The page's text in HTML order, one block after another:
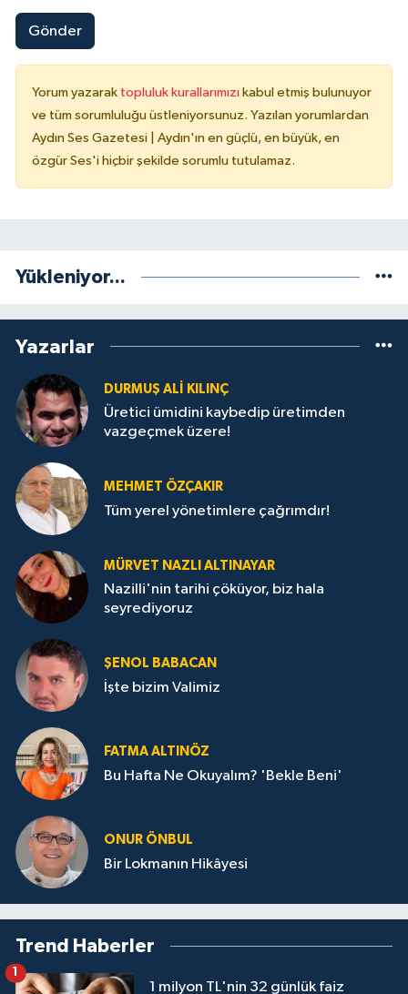
Gönder
Yorum yazarak topluluk kurallarımızı kabul etmiş bulunuyor
ve tüm sorumluluğu üstleniyorsunuz. Yazılan yorumlardan
Aydın Ses Gazetesi | Aydın'ın en güçlü, en büyük, en
özgür Ses'i hiçbir şekilde sorumlu tutulamaz.
Yükleniyor...
Yazarlar
DURMUŞ ALI KILINÇ
Üretici ümidini kaybedip üretimden
vazgeçmek üzere!
MEHMET ÖZÇAKIR
Tüm yerel yönetimlere çağrımdır!
MÜRVET NAZLI ALTINAYAR
Nazilli'nin tarihi çöküyor, biz hala
seyrediyoruz
ŞENOL BABACAN
İşte bizim Valimiz
FATMA ALTINÖZ
Bu Hafta Ne Okuyalım? 'Bekle Beni'
ONUR ÖNBUL
Bir Lokmanın Hikâyesi
Trend Haberler
1 milyon TL'nin 32 günlük faiz
1